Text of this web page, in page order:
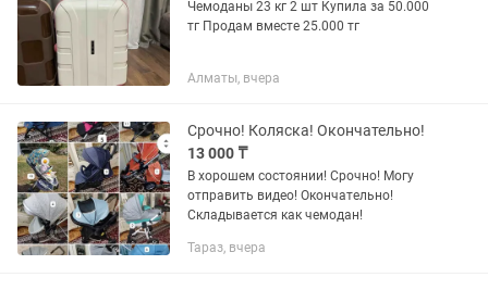
Чемоданы 23 кг 2 шт Купила за 50.000
тг Продам вместе 25.000 тг
Алматы, вчера
Срочно! Коляска! Окончательно!
13 000 ₸
В хорошем состоянии! Срочно! Могу
отправить видео! Окончательно!
Складывается как чемодан!
Тараз, вчера